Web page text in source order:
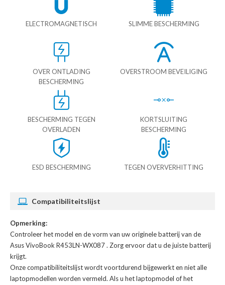
ELECTROMAGNETISCH SLIMME BESCHERMING
OVER ONTLADING
BESCHERMING
OVERSTROOM BEVEILIGING
BESCHERMING TEGEN
OVERLADEN
KORTSLUITING
BESCHERMING
ESD BESCHERMING TEGEN OVERVERHITTING
Compatibiliteitslijst
Opmerking:
Controleer het model en de vorm van uw originele batterij van de
Asus VivoBook R453LN-WX087. Zorg ervoor dat u de juiste batterij
krijgt.
Onze compatibiliteitslijst wordt voortdurend bijgewerkt en niet alle
laptopmodellen worden vermeld. Als u het laptopmodel of het